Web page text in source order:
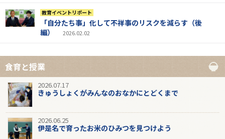
教育イベントリポート
「自分たち事」化して不祥事のリスクを減らす（後
編）
2026.02.02
食育と授業
2026.07.17
きゅうしょくがみんなのおなかにとどくまで
2026.06.25
伊是名で育ったお米のひみつを見つけよう